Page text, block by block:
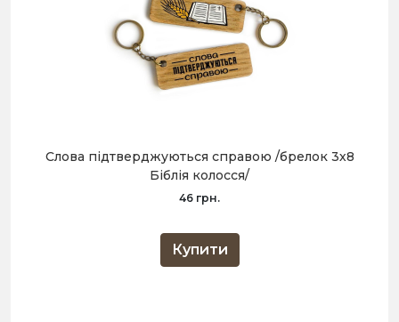
Слова підтверджуються справою /брелок 3х8
Біблія колосся/
46 грн.
Купити